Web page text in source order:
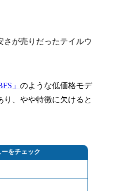
さが売りだったテイルウ
」のような低価格モデ
り、やや特徴に欠けると
をチェック